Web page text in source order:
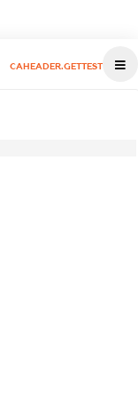
CAHEADER.GETTEST